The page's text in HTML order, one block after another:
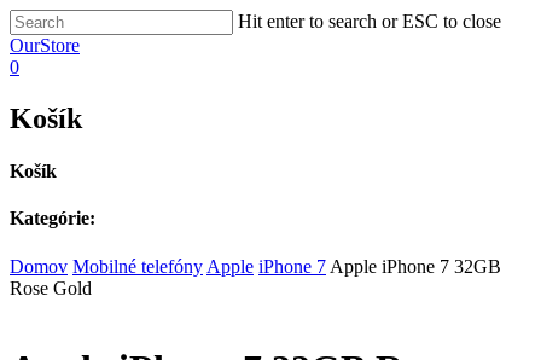
Hit enter to search or ESC to close
OurStore
0
Košík
Košík
Kategórie:
Domov Mobilné telefóny Apple iPhone 7 Apple iPhone 7 32GB
Rose Gold